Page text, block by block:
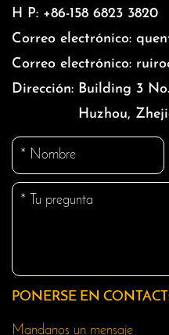
H P: +86-158 6823 3820
Correo electrónico:
Correo electrónico:
Dirección: Building 3
Huzhou,
PONERSE EN
Mandanos un mensaje​